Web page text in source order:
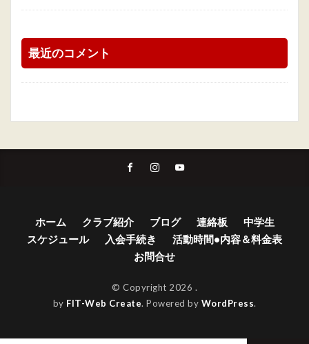
最近のコメント
ホーム クラブ紹介 ブログ 連絡板
中学生
スケジュール
入会手続き
活動時間•内容＆料金表
お問合せ
© Copyright 2026 .
by FIT-Web Create. Powered by WordPress.